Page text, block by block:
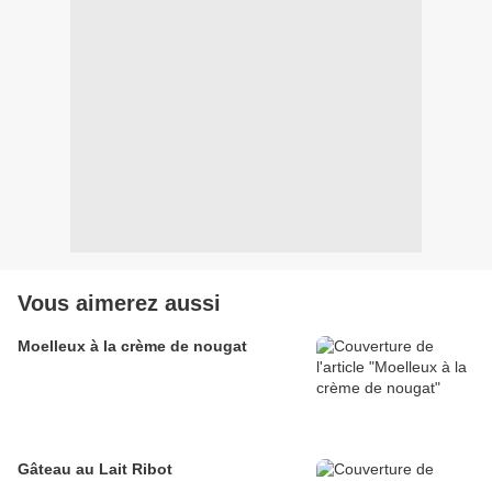
Vous aimerez aussi
Moelleux à la crème de nougat
Gâteau au Lait Ribot